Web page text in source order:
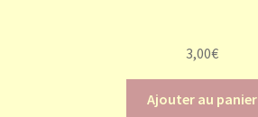
3,00€
Ajouter au panier